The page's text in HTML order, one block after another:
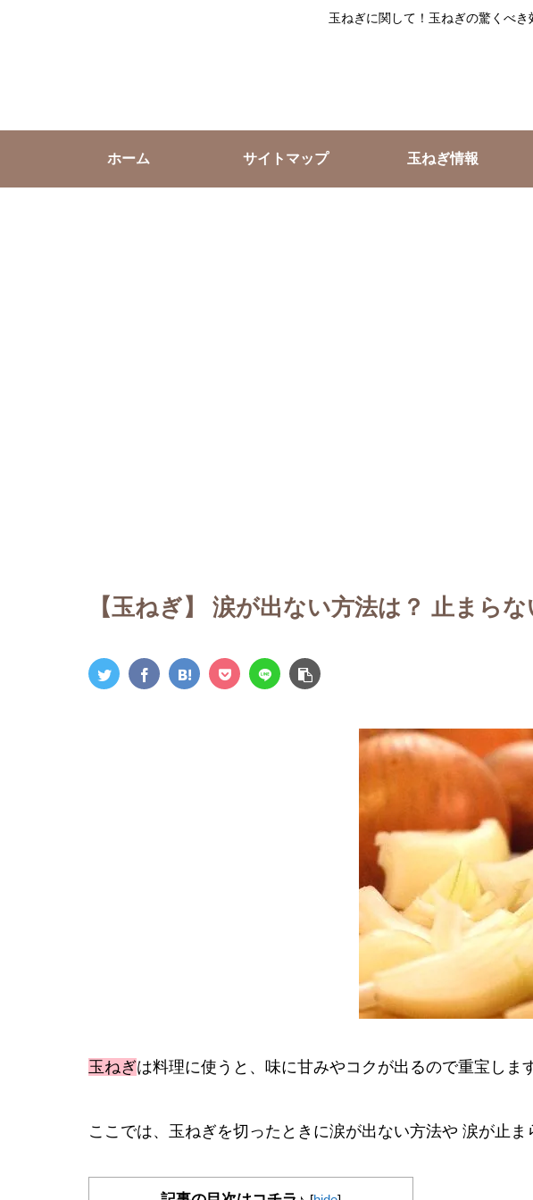
玉ねぎに関して！玉ねぎの驚くべ
ホーム サイトマップ 玉ねぎ情報
【玉ねぎ】 涙が出ない方法は？ 止まら
玉ねぎは料理に使うと、味に甘みやコクが出るので重宝しま
ここでは、玉ねぎを切ったときに涙が出ない方法や 涙が止